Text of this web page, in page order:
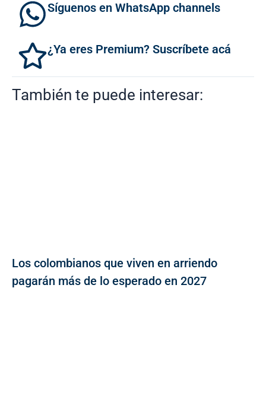
Síguenos en WhatsApp channels
¿Ya eres Premium? Suscríbete acá
También te puede interesar:
Los colombianos que viven en arriendo
pagarán más de lo esperado en 2027